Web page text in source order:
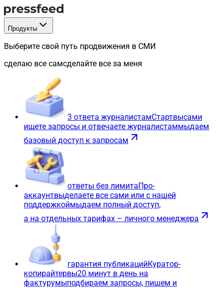
Продукты
Выберите свой путь продвижения в СМИ
сделаю все самсделайте все за меня
3 ответа журналистамСтартвысами
ищете запросы и отвечаете журналистаммыдаем
базовый доступ к запросам
ответы без лимитаПро-
аккаунтвыделаете все сами или с нашей
поддержкоймыдаем полный доступ,
а на отдельных тарифах – личного менеджера
гарантия публикацийКуратор-
копирайтервы20 минут в день на
фактурумыподбираем запросы, пишем и